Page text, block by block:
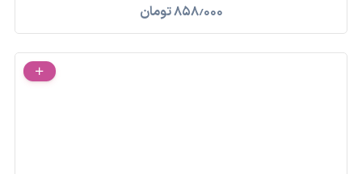
۸۵۸٫۰۰۰تومان